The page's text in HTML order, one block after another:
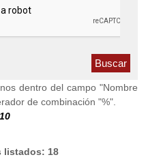
dentro del campo "Nombre
de combinación "%".
listados: 18